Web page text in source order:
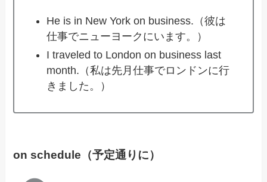
He is in New York on business.（彼は
仕事でニューヨークにいます。）
I traveled to London on business last
month.（私は先月仕事でロンドンに行
きました。）
on schedule（予定通りに）